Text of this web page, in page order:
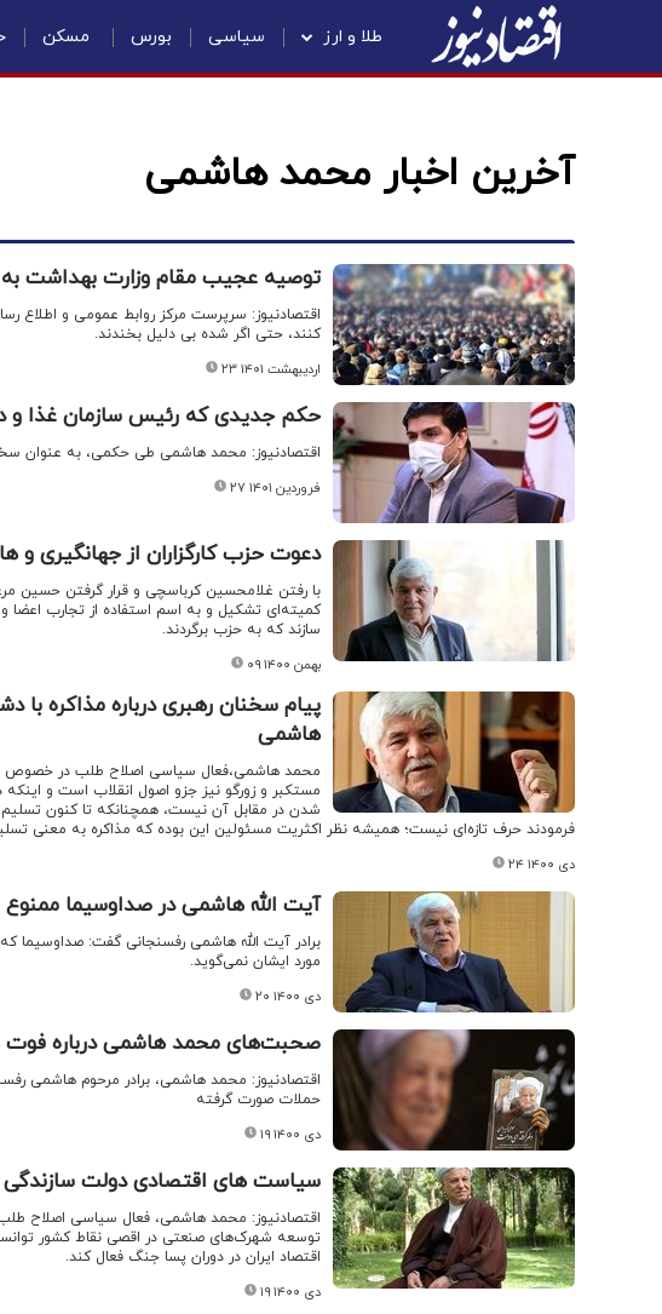
طلا و ارز سیاسی بورس مسکن
آخرین اخبار محمد هاشمی
توصیه عجیب مقام وزارت بهداشت
اقتصادنیوز: سرپرست مرکز روابط عمومی و اطلاع
کنند، حتی اگر شده بی دلیل بخندند.
۲۳ اردیبهشت ۱۴۰۱
حکم جدیدی که رئیس سازمان غذا و
اقتصادنیوز: محمد هاشمی طی حکمی، به عنوان
۲۷ فروردین ۱۴۰۱
دعوت حزب کارگزاران از جهانگیری و
با رفتن غلامحسین کرباسچی و قرار گرفتن حسین
کمیته‌ای تشکیل و به اسم استفاده از تجارب اعضا
سازند که به حزب برگردند.
۰۹ بهمن ۱۴۰۰
پیام سخنان رهبری درباره مذاکره با
هاشمی
محمد هاشمی،فعال سیاسی اصلاح طلب در خصوص
مستکبر و زورگو نیز جزو اصول انقلاب است و
شدن در مقابل آن نیست، همچنانکه تا کنون
فرمودند حرف تازه‌ای نیست؛ همیشه نظر اکثریت مسئولین این بوده که مذاکره به معنی
۲۴ دی ۱۴۰۰
آیت الله هاشمی در صداوسیما
برادر آیت الله هاشمی رفسنجانی گفت: صداوسیما
مورد ایشان نمی‌گوید.
۲۰ دی ۱۴۰۰
صحبت‌های محمد هاشمی درباره فوت
اقتصادنیوز: محمد هاشمی، برادر مرحوم هاشمی
حملات صورت گرفته
۱۹ دی ۱۴۰۰
سیاست های اقتصادی دولت
اقتصادنیوز: محمد هاشمی، فعال سیاسی اصلاح طلب
توسعه شهرک‌های صنعتی در اقصی نقاط کشور
اقتصاد ایران در دوران پسا جنگ فعال کند.
۱۹ دی ۱۴۰۰